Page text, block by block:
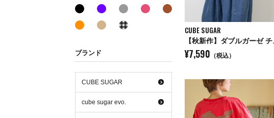
CUBE SUGAR
【秋新作】
¥7,590 （税込）
ブラック系パープル系グレー系 ピンク系
オレンジ系ベージュ系
ブランド
CUBE SUGAR
cube sugar evo.